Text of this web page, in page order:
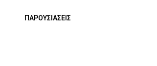
ΠΑΡΟΥΣΙΑΣΕΙΣ